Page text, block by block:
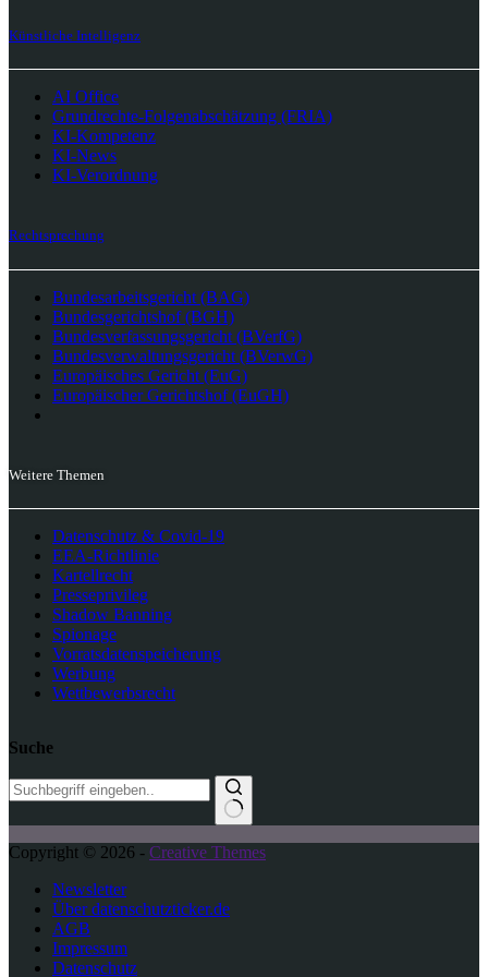
Künstliche Intelligenz
AI Office
Grundrechte-Folgenabschätzung (FRIA)
KI-Kompetenz
KI-News
KI-Verordnung
Rechtsprechung
Bundesarbeitsgericht (BAG)
Bundesgerichtshof (BGH)
Bundesverfassungsgericht (BVerfG)
Bundesverwaltungsgericht (BVerwG)
Europäisches Gericht (EuG)
Europäischer Gerichtshof (EuGH)
Weitere Themen
Datenschutz & Covid-19
EEA-Richtlinie
Kartellrecht
Presseprivileg
Shadow Banning
Spionage
Vorratsdatenspeicherung
Werbung
Wettbewerbsrecht
Suche
e
Copyright © 2026 - Creative Themes
Newsletter
Über datenschutzticker.de
AGB
Impressum
Datenschutz